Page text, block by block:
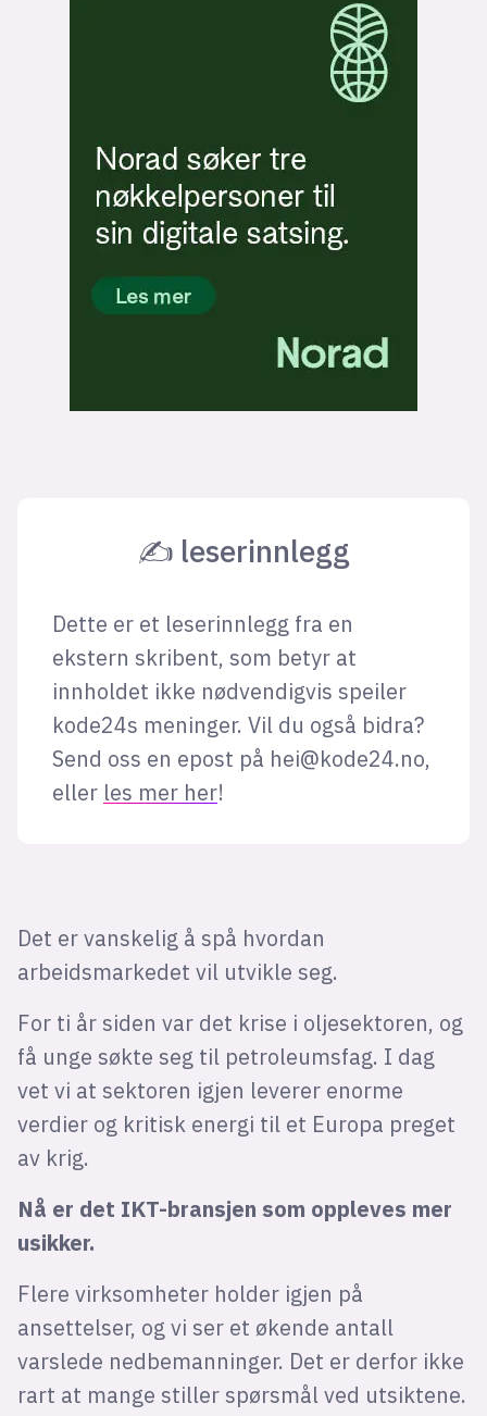
✍ leserinnlegg
Dette er et leserinnlegg fra en
ekstern skribent, som betyr at
innholdet ikke nødvendigvis speiler
kode24s meninger. Vil du også bidra?
Send oss en epost på hei@kode24.no,
eller les mer her!
Det er vanskelig å spå hvordan
arbeidsmarkedet vil utvikle seg.
For ti år siden var det krise i oljesektoren, og
få unge søkte seg til petroleumsfag. I dag
vet vi at sektoren igjen leverer enorme
verdier og kritisk energi til et Europa preget
av krig.
Nå er det IKT-bransjen som oppleves mer
usikker.
Flere virksomheter holder igjen på
ansettelser, og vi ser et økende antall
varslede nedbemanninger. Det er derfor ikke
rart at mange stiller spørsmål ved utsiktene.